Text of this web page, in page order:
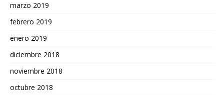
marzo 2019
febrero 2019
enero 2019
diciembre 2018
noviembre 2018
octubre 2018